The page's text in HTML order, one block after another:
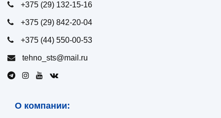
+375 (29) 132-15-16
+375 (29) 842-20-04
+375 (44) 550-00-53
tehno_sts@mail.ru
О компании: